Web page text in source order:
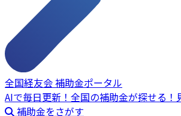
全国経友会 補助金ポータル
AIで毎日更新！全国の補助金が探せる！
補助金をさがす